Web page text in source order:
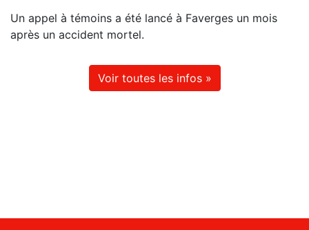
Un appel à témoins a été lancé à Faverges un mois
après un accident mortel.
Voir toutes les infos »